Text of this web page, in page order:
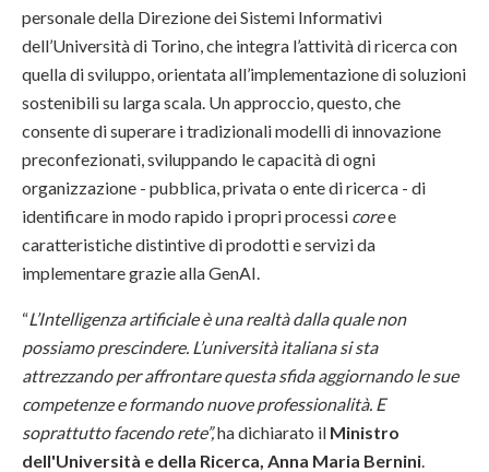
personale della Direzione dei Sistemi Informativi
dell’Università di Torino, che integra l’attività di ricerca con
quella di sviluppo, orientata all’implementazione di soluzioni
sostenibili su larga scala. Un approccio, questo, che
consente di superare i tradizionali modelli di innovazione
preconfezionati, sviluppando le capacità di ogni
organizzazione - pubblica, privata o ente di ricerca - di
identificare in modo rapido i propri processi coree
caratteristiche distintive di prodotti e servizi da
implementare grazie alla GenAI.
“L’Intelligenza artificiale è una realtà dalla quale non
possiamo prescindere. L’università italiana si sta
attrezzando per affrontare questa sfida aggiornando le sue
competenze e formando nuove professionalità. E
soprattutto facendo rete”,ha dichiarato il Ministro
dell'Università e della Ricerca, Anna Maria Bernini